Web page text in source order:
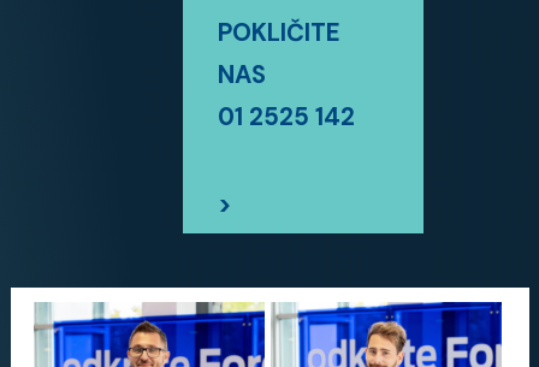
POKLIČITE
NAS
01 2525 142
>